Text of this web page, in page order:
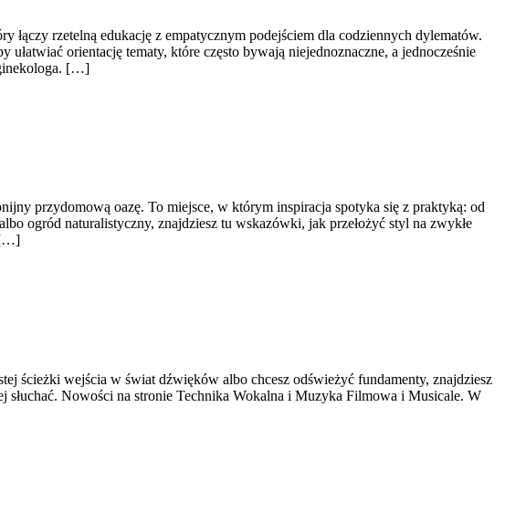
rzetelną edukację z empatycznym podejściem dla codziennych dylematów.
orientację tematy, które często bywają niejednoznaczne, a jednocześnie
[…]
przydomową oazę. To miejsce, w którym inspiracja spotyka się z praktyką: od
ogród naturalistyczny, znajdziesz tu wskazówki, jak przełożyć styl na zwykłe
[…]
ścieżki wejścia w świat dźwięków albo chcesz odświeżyć fundamenty, znajdziesz
Nowości na stronie Technika Wokalna i Muzyka Filmowa i Musicale. W